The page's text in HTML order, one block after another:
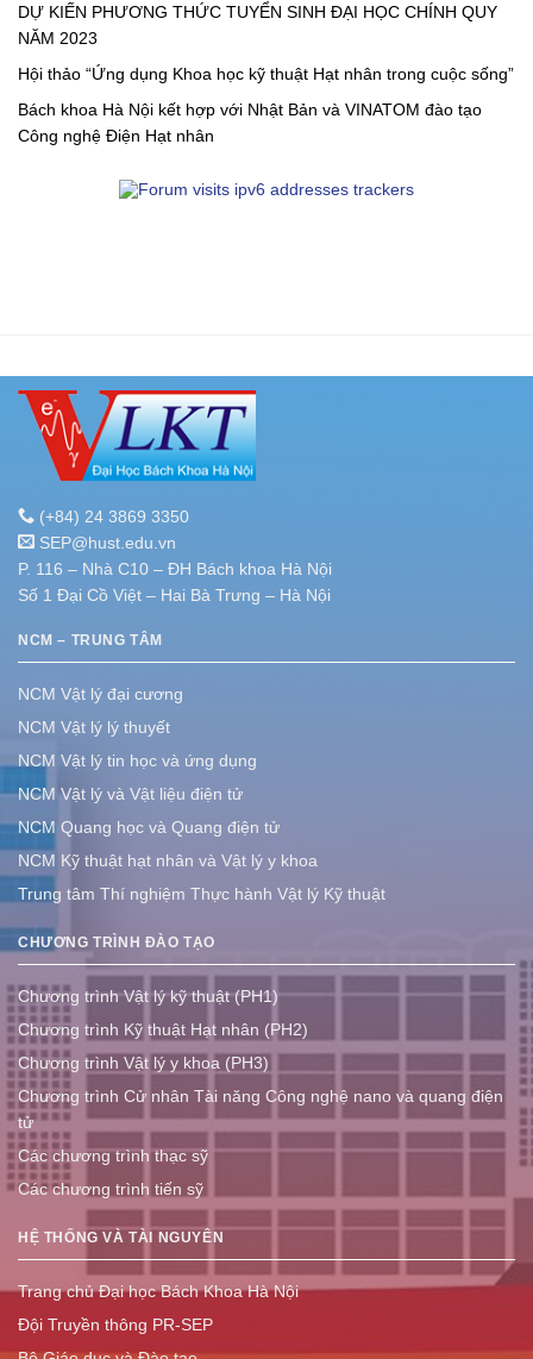
DỰ KIẾN PHƯƠNG THỨC TUYỂN SINH ĐẠI HỌC CHÍNH QUY
NĂM 2023
Hội thảo “Ứng dụng Khoa học kỹ thuật Hạt nhân trong cuộc sống”
Bách khoa Hà Nội kết hợp với Nhật Bản và VINATOM đào tạo
Công nghệ Điện Hạt nhân
(+84) 24 3869 3350
SEP@hust.edu.vn
P. 116 – Nhà C10 – ĐH Bách khoa Hà Nội
Số 1 Đại Cồ Việt – Hai Bà Trưng – Hà Nội
NCM – TRUNG TÂM
NCM Vật lý đại cương
NCM Vật lý lý thuyết
NCM Vật lý tin học và ứng dụng
NCM Vật lý và Vật liệu điện tử
NCM Quang học và Quang điện tử
NCM Kỹ thuật hạt nhân và Vật lý y khoa
Trung tâm Thí nghiệm Thực hành Vật lý Kỹ thuật
CHƯƠNG TRÌNH ĐÀO TẠO
Chương trình Vật lý kỹ thuật (PH1)
Chương trình Kỹ thuật Hạt nhân (PH2)
Chương trình Vật lý y khoa (PH3)
Chương trình Cử nhân Tài năng Công nghệ nano và quang điện
tử
Các chương trình thạc sỹ
Các chương trình tiến sỹ
HỆ THỐNG VÀ TÀI NGUYÊN
Trang chủ Đại học Bách Khoa Hà Nội
Đội Truyền thông PR-SEP